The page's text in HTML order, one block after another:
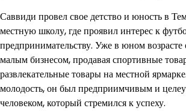
Саввиди провел свое детство и юность в
местную школу, где проявил интерес к
предпринимательству. Уже в юном возрасте
малым бизнесом, продавая спортивные
развлекательные товары на местной
молодость, он был предприимчивым и
человеком, который стремился к успеху.